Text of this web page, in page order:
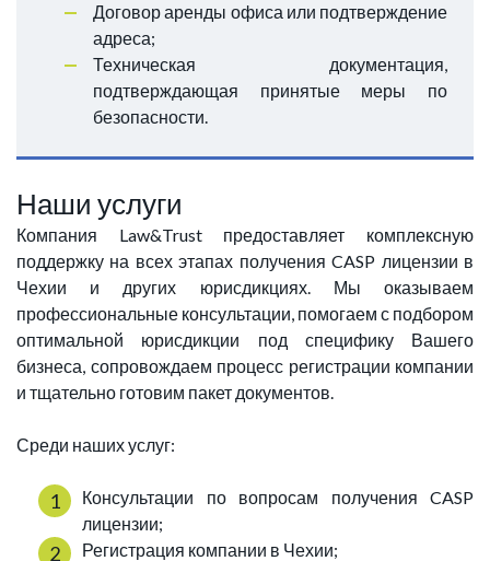
Договор аренды офиса или подтверждение
адреса;
Техническая документация,
подтверждающая принятые меры по
безопасности.
Наши услуги
Компания Law&Trust предоставляет комплексную
поддержку на всех этапах получения CASP лицензии в
Чехии и других юрисдикциях. Мы оказываем
профессиональные консультации, помогаем с подбором
оптимальной юрисдикции под специфику Вашего
бизнеса, сопровождаем процесс регистрации компании
и тщательно готовим пакет документов.
Среди наших услуг:
Консультации по вопросам получения CASP
лицензии;
Регистрация компании в Чехии;